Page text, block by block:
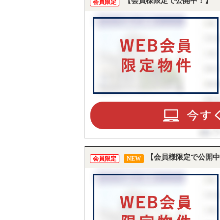
会員限定
会員限定 NEW 【会員様限定で公開